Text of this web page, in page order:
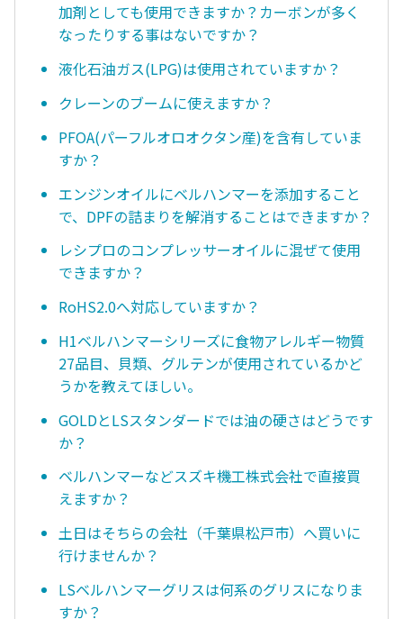
加剤としても使用できますか？カーボンが多く
なったりする事はないですか？
液化石油ガス(LPG)は使用されていますか？
クレーンのブームに使えますか？
PFOA(パーフルオロオクタン産)を含有していま
すか？
エンジンオイルにベルハンマーを添加すること
で、DPFの詰まりを解消することはできますか？
レシプロのコンプレッサーオイルに混ぜて使用
できますか？
RoHS2.0へ対応していますか？
H1ベルハンマーシリーズに食物アレルギー物質
27品目、貝類、グルテンが使用されているかど
うかを教えてほしい。
GOLDとLSスタンダードでは油の硬さはどうです
か？
ベルハンマーなどスズキ機工株式会社で直接買
えますか？
土日はそちらの会社（千葉県松戸市）へ買いに
行けませんか？
LSベルハンマーグリスは何系のグリスになりま
すか？